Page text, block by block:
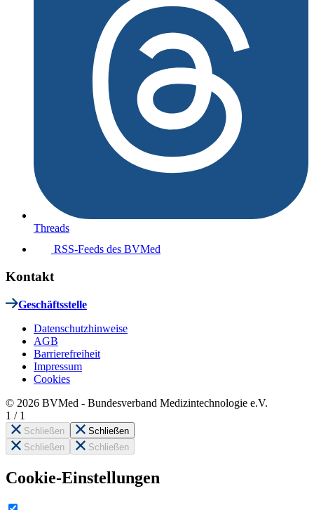
Threads
RSS-Feeds des BVMed
Kontakt
Geschäftsstelle
Datenschutzhinweise
AGB
Barrierefreiheit
Impressum
Cookies
© 2026 BVMed - Bundesverband Medizintechnologie e.V.
1 / 1
Schließen
Schließen
Schließen
Schließen
Cookie-Einstellungen